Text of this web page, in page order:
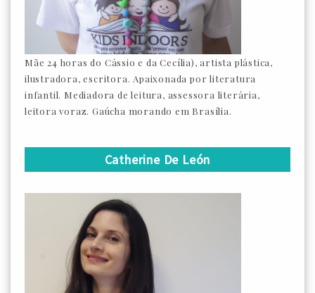
Mãe 24 horas do Cássio e da Cecília), artista plástica,
ilustradora, escritora. Apaixonada por literatura
infantil. Mediadora de leitura, assessora literária,
leitora voraz. Gaúcha morando em Brasília.
Catherine De León